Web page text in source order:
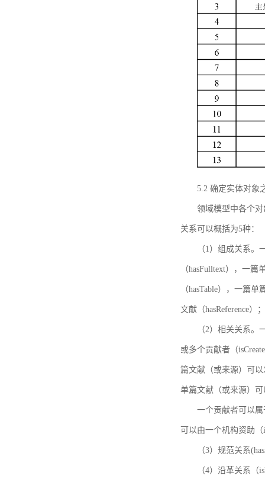
5.2 确定实体对象
领域模型中各个
关系可以概括为5种：
（1）组成关系
（hasFulltext），一
（hasTable），一篇
文献（hasReference）；
（2）相关关系
或多个贡献者（
篇文献（或来源）可
单篇文献（或来源）可
一个贡献者可以
可以由一个机构资助（
（3）规范关系
（4）沿革关系